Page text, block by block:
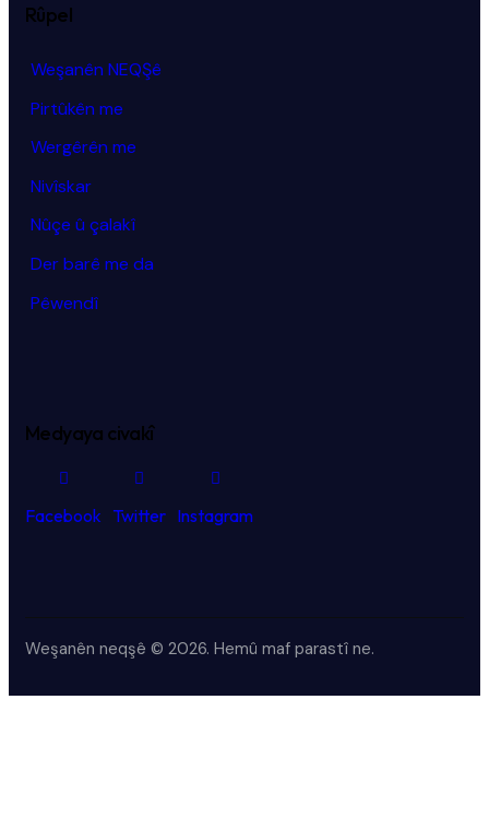
Rûpel
Weşanên NEQŞê
Pirtûkên me
Wergêrên me
Nivîskar
Nûçe û çalakî
Der barê me da
Pêwendî
Medyaya civakî
Facebook Twitter Instagram
Weşanên neqşê © 2026. Hemû maf parastî ne.